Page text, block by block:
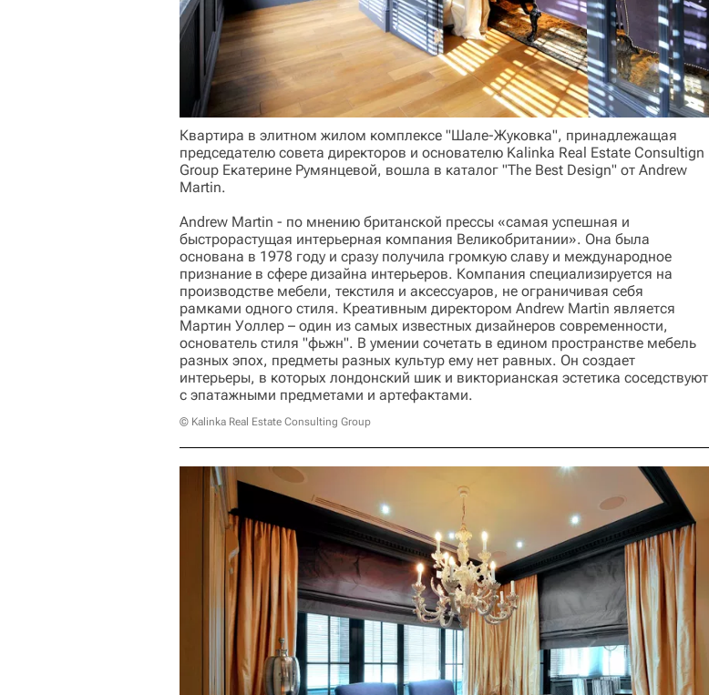
Квартира в элитном жилом комплексе "Шале-Жуковка", принадлежащая
председателю совета директоров и основателю Kalinka Real Estate Consultign
Group Екатерине Румянцевой, вошла в каталог "The Best Design" от Andrew
Martin.
Andrew Martin - по мнению британской прессы «самая успешная и
быстрорастущая интерьерная компания Великобритании». Она была
основана в 1978 году и сразу получила громкую славу и международное
признание в сфере дизайна интерьеров. Компания специализируется на
производстве мебели, текстиля и аксессуаров, не ограничивая себя
рамками одного стиля. Креативным директором Andrew Martin является
Мартин Уоллер – один из самых известных дизайнеров современности,
основатель стиля "фьжн". В умении сочетать в едином пространстве мебель
разных эпох, предметы разных культур ему нет равных. Он создает
интерьеры, в которых лондонский шик и викторианская эстетика соседствуют
с эпатажными предметами и артефактами.
© Kalinka Real Estate Consulting Group